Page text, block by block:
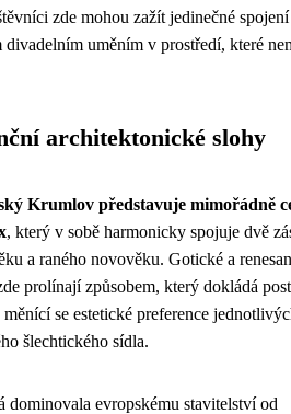
zde mohou zažít jedinečné spojení
uměním v prostředí, které
architektonické slohy
Krumlov představuje mimořádně
, který v sobě harmonicky spojuje dvě
a raného novověku. Gotické a
prolínají způsobem, který dokládá
se estetické preference
šlechtického sídla.
dominovala evropskému stavitelství od